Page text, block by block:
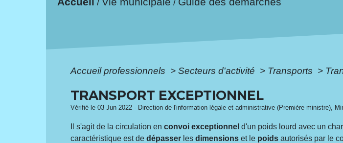
/ /
Accueil professionnels > Secteurs d'activité > Transports >
TRANSPORT EXCEPTIONNEL
Vérifié le 03 Jun 2022 - Direction de l'information légale et administrative (Première ministre),
Il s'agit de la circulation enconvoi exceptionnel d'un poids lourd avec un
caractéristique est dedépasser lesdimensions et le poids autorisés par le